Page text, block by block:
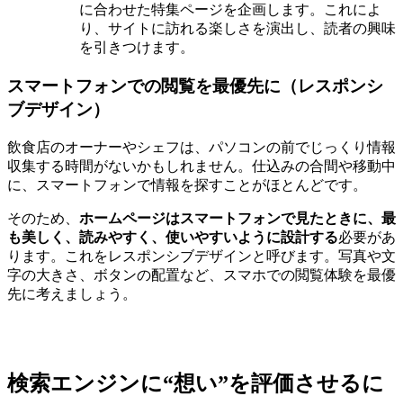
に合わせた特集ページを企画します。これによ
り、サイトに訪れる楽しさを演出し、読者の興味
を引きつけます。
スマートフォンでの閲覧を最優先に（レスポンシ
ブデザイン）
飲食店のオーナーやシェフは、パソコンの前でじっくり情報
収集する時間がないかもしれません。仕込みの合間や移動中
に、スマートフォンで情報を探すことがほとんどです。
そのため、 ホームページはスマートフォンで見たときに、最
も美しく、読みやすく、使いやすいように設計する必要があ
ります。これをレスポンシブデザインと呼びます。写真や文
字の大きさ、ボタンの配置など、スマホでの閲覧体験を最優
先に考えましょう。
検索エンジンに“想い”を評価させるに